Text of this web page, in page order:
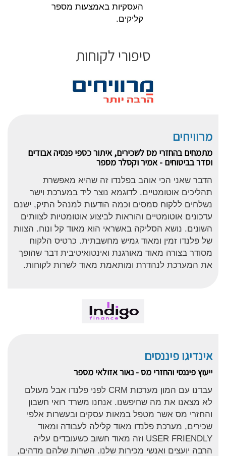
העסקיות באמצעות מספר
קליקים.
סיפורי לקוחות
מרוויחים
מתמחים בהחזרי מס לשכירים, איתור כספי פנסיה אבודים
וסדר בביטוחים - אמיר וקסלר מספר
הדבר שאני הכי אוהב בפלנדו זה שהיא מאפשרת
תהליכים אוטומטיים. לדוגמא נוצר ליד במערכת וישר
נשלחים ללקוח סמסים וכמה הודעות למנהל התיק, ישנם
עדכונים אוטומטיים והוראות לביצוע אוטומטיות לצוותים
השונים. נושא הסליקה באשראי הוא מאוד קל ונוח. הצוות
של פלנדו זמין ומאוד גמיש מחשבתית. כרטיס הלקוח
מסודר בצורה מאוד מאורגנת ואינטואיטיבית דבר שהופך
את המערכת לנהדרת ומותאמת מאוד לשרות לקוחות.
אינדיגו פיננסים
ייעוץ פיננסי והחזרי מס - נאור אזולאי מספר
עבדנו עם המון מערכות CRM לפני פלנדו אבל מעולם
לא מצאנו את מה שחיפשנו. אנחנו משרד רואי חשבון
והחזרי מס אשר מטפל במאות עסקים ובעשרות אלפי
שכירים, מערכת פלנדו מאוד קלילה לעבודה ומאוד
USER FRIENDLY וזה מאוד חשוב כשעובדים עליה
הרבה יועצים ואנשי מכירות שלנו. השרות שלהם מדהים,